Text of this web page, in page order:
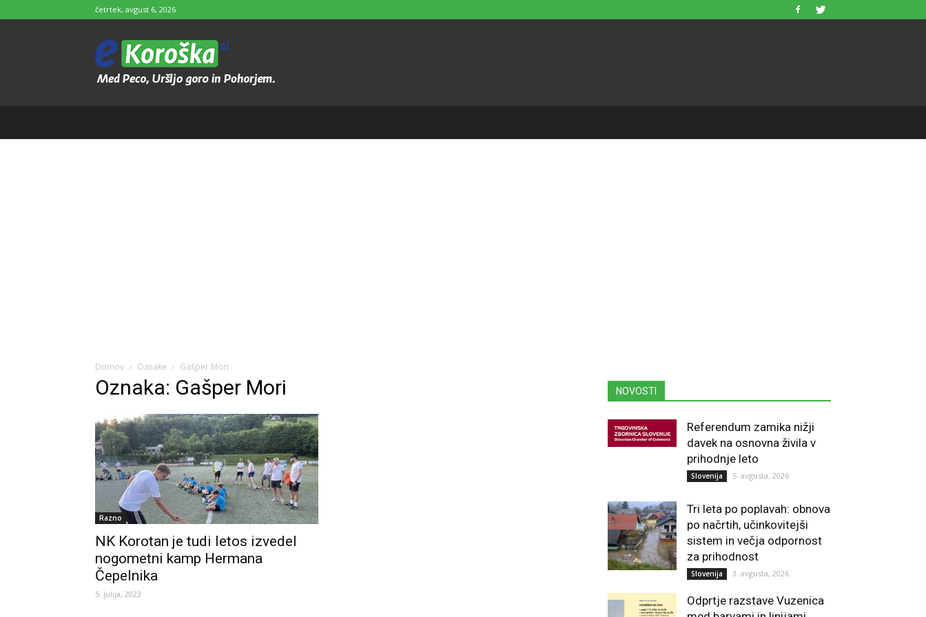
četrtek, avgust 6, 2026
e-
Koroška
Domov Oznake Gašper Mori
Oznaka: Gašper Mori
Razno
NK Korotan je tudi letos izvedel
nogometni kamp Hermana
Čepelnika
5. julija, 2023
NOVOSTI
Referendum zamika nižji
davek na osnovna živila v
prihodnje leto
Slovenija 5. avgusta, 2026
Tri leta po poplavah: obnova
po načrtih, učinkovitejši
sistem in večja odpornost
za prihodnost
Slovenija 3. avgusta, 2026
Odprtje razstave Vuzenica